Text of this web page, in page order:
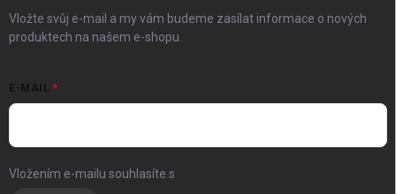
Vložte svůj e-mail a my vám budeme zasílat informace o nových
produktech na našem e-shopu.
E-MAIL
Vložením e-mailu souhlasíte s